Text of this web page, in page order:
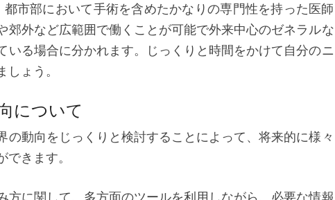
市部において手術を含めたかなりの専門性を持った医師
郊外など広範囲で働くことが可能で外来中心のゼネラルな
いる場合に分かれます。じっくりと時間をかけて自分のニ
ょう。
について
の動向をじっくりと検討することによって、将来的に様々
きます。